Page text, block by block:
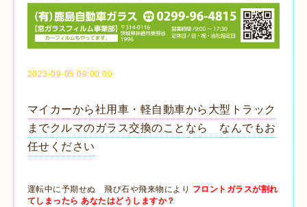
2023-09-05 09:00:00
マイカーから社用車・軽自動車から大型トラック
までクルマのガラス交換のことなら なんでもお
任せください
運転中に予期せぬ 飛び石や飛来物により フロントガラスが割れ
てしまったら あなたはどうしますか？